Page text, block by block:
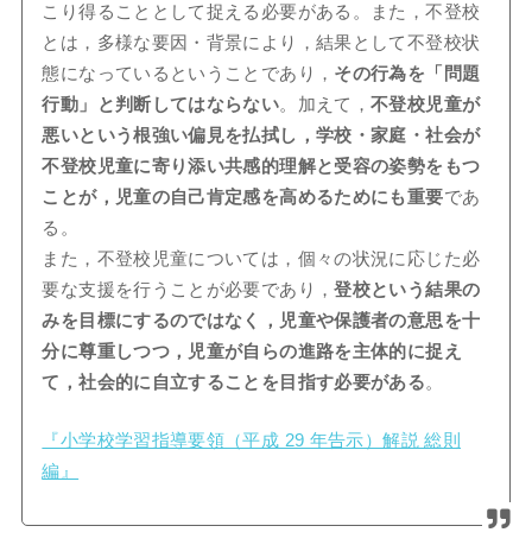
こり得ることとして捉える必要がある。また，不登校
とは，多様な要因・背景により，結果として不登校状
態になっているということであり， その行為を「問題
行動」と判断してはならない。加えて，不登校児童が
悪いという根強い偏見を払拭し，学校・家庭・社会が
不登校児童に寄り添い共感的理解と受容の姿勢をもつ
ことが，児童の自己肯定感を高めるためにも重要であ
る。
また，不登校児童については，個々の状況に応じた必
要な支援を行うことが必要であり，登校という結果の
みを目標にするのではなく，児童や保護者の意思を十
分に尊重しつつ，児童が自らの進路を主体的に捉え
て，社会的に自立すること を目指す必要がある。
『小学校学習指導要領（平成 29 年告示）解説 総則
編』